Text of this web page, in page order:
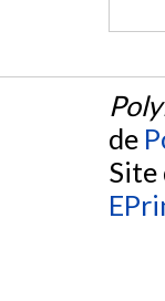
de
Site